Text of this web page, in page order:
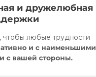
и дружелюбная
любые трудности
и с наименьшими
с вашей стороны.